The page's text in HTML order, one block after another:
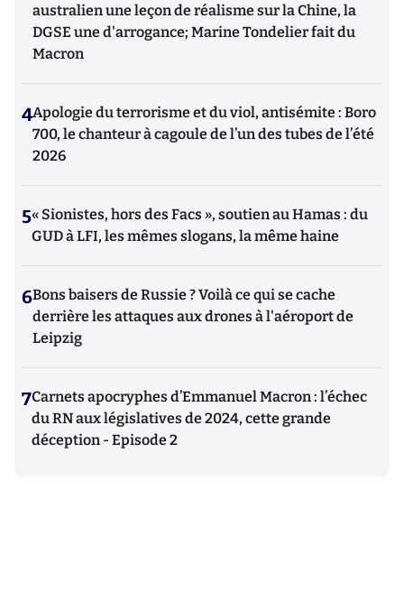
australien une leçon de réalisme sur la Chine, la
DGSE une d'arrogance; Marine Tondelier fait du
Macron
4Apologie du terrorisme et du viol, antisémite : Boro
700, le chanteur à cagoule de l’un des tubes de l’été
2026
5« Sionistes, hors des Facs », soutien au Hamas : du
GUD à LFI, les mêmes slogans, la même haine
6Bons baisers de Russie ? Voilà ce qui se cache
derrière les attaques aux drones à l'aéroport de
Leipzig
7Carnets apocryphes d’Emmanuel Macron : l’échec
du RN aux législatives de 2024, cette grande
déception - Episode 2